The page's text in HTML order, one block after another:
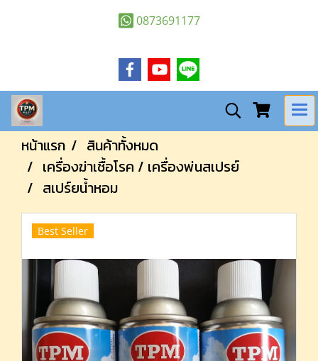
0873691177
หน้าแรก
สินค้าทั้งหมด
เครื่องฆ่าเชื้อโรค / เครื่องพ่นสเปรย์
สเปร์ยน้ำหอม
Best Seller